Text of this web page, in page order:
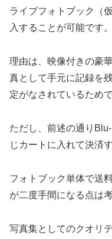
ライブフォトブック（
入することが可能です。
理由は、映像付きの豪
真として手元に記録を
定がなされているためで
ただし、前述の通り
じカートに入れて決済
フォトブック単体で送
が二度手間になる点は
写真集としてのクオリ